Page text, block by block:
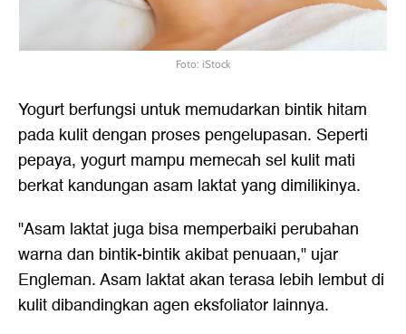
Foto: iStock
Yogurt berfungsi untuk memudarkan bintik hitam
pada kulit dengan proses pengelupasan. Seperti
pepaya, yogurt mampu memecah sel kulit mati
berkat kandungan asam laktat yang dimilikinya.
"Asam laktat juga bisa memperbaiki perubahan
warna dan bintik-bintik akibat penuaan," ujar
Engleman. Asam laktat akan terasa lebih lembut di
kulit dibandingkan agen eksfoliator lainnya.